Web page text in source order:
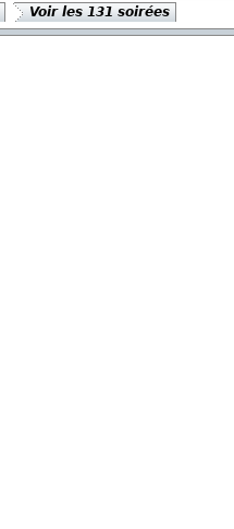
Voir les 131 soirées